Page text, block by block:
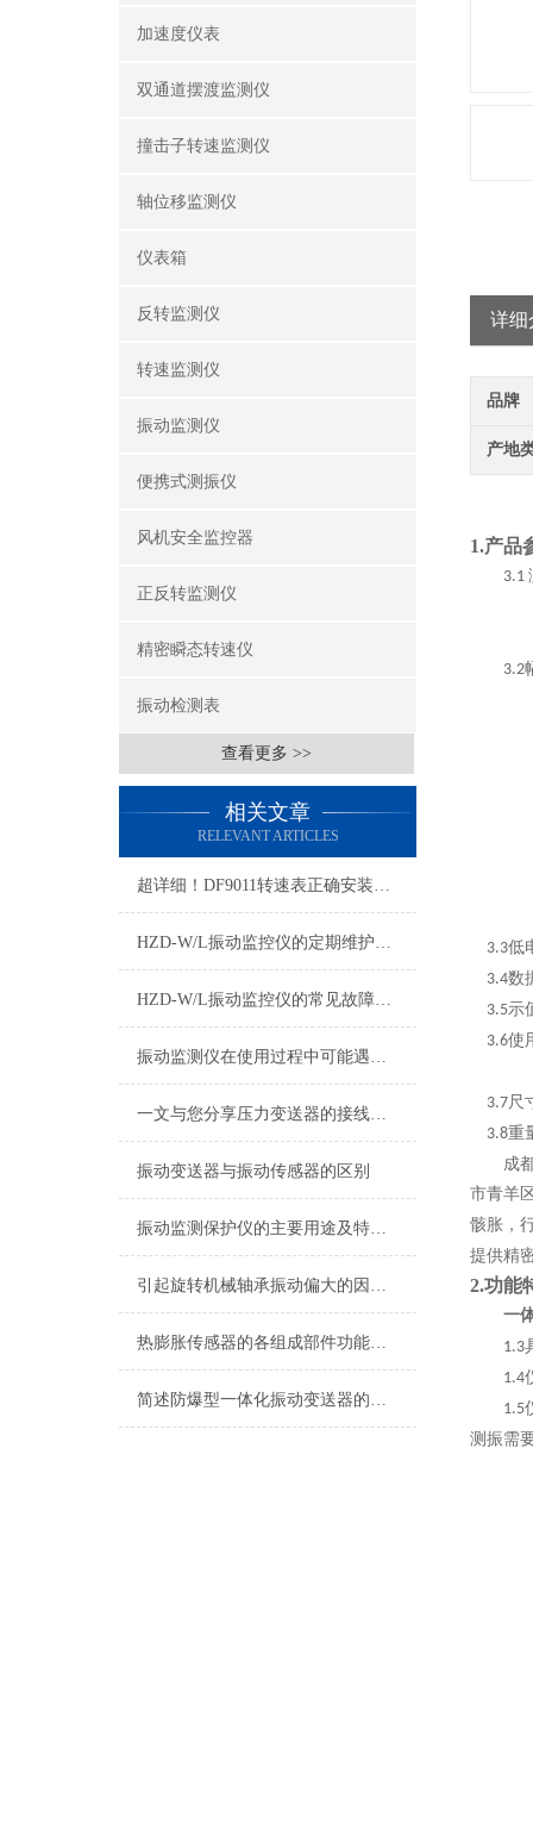
加速度仪表
双通道摆渡监测仪
撞击子转速监测仪
轴位移监测仪
仪表箱
反转监测仪
转速监测仪
振动监测仪
便携式测振仪
风机安全监控器
正反转监测仪
精密瞬态转速仪
振动检测表
查看更多 >>
相关文章
RELEVANT ARTICLES
超详细！DF9011转速表正确安装步骤全指南
HZD-W/L振动监控仪的定期维护保养制度介绍
HZD-W/L振动监控仪的常见故障相应解决方法
振动监测仪在使用过程中可能遇到的故障及相应解决方法介绍
一文与您分享压力变送器的接线方法
振动变送器与振动传感器的区别
振动监测保护仪的主要用途及特点说明
引起旋转机械轴承振动偏大的因素有哪些？
热膨胀传感器的各组成部件功能特点分享
简述防爆型一体化振动变送器的常见故障解决方法
详细
品牌
产地
1.产品
3.1
3.2
3.3低
3.4数
3.5示
3.6使
3.7尺
3.8重
成
市青羊
骸胀，
提供精
2.功能
一
1.3
1.4
1.5
测振需